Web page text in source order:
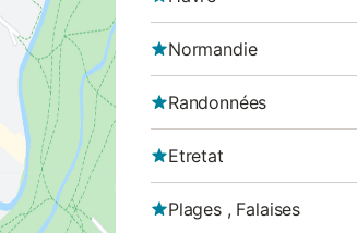
Normandie
Randonnées
Etretat
Plages , Falaises